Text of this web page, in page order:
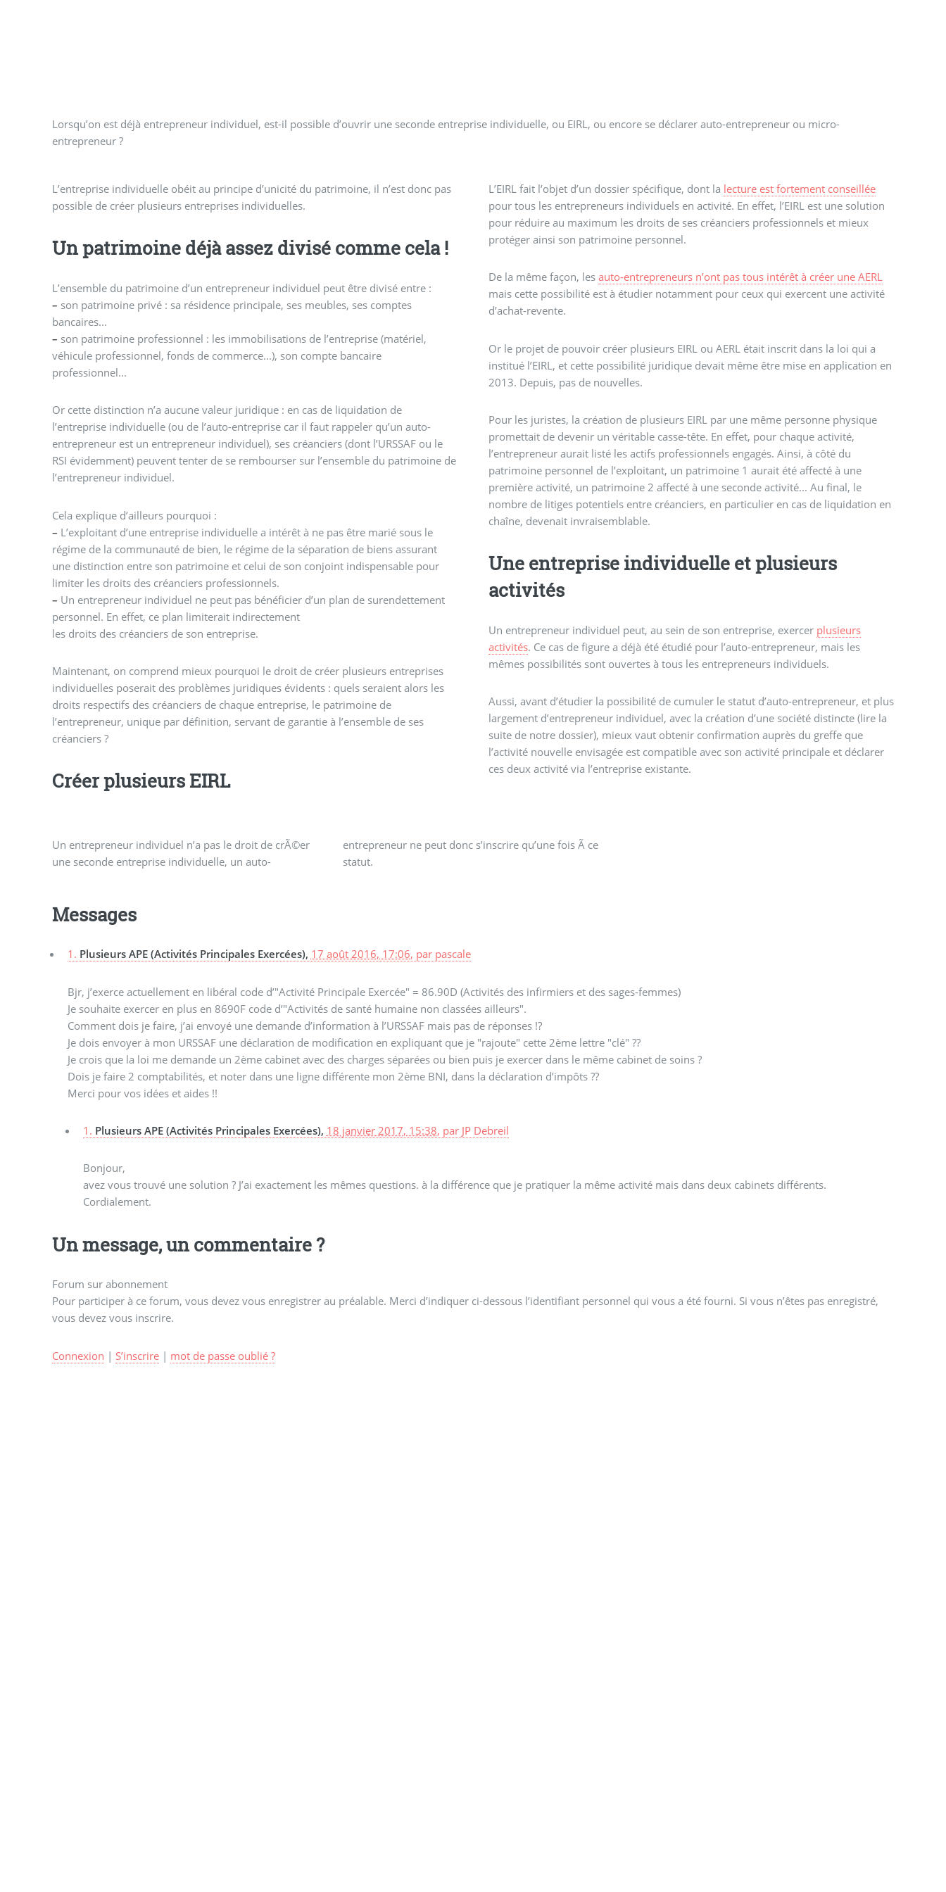
Lorsqu’on est déjà entrepreneur individuel, est-il possible d’ouvrir une seconde entreprise individuelle, ou EIRL, ou encore se déclarer auto-entrepreneur ou micro-
entrepreneur ?
L’entreprise individuelle obéit au principe d’unicité du patrimoine, il n’est donc pas
possible de créer plusieurs entreprises individuelles.
Un patrimoine déjà assez divisé comme cela !
L’ensemble du patrimoine d’un entrepreneur individuel peut être divisé entre :
– son patrimoine privé : sa résidence principale, ses meubles, ses comptes
bancaires...
– son patrimoine professionnel : les immobilisations de l’entreprise (matériel,
véhicule professionnel, fonds de commerce...), son compte bancaire
professionnel...
Or cette distinction n’a aucune valeur juridique : en cas de liquidation de
l’entreprise individuelle (ou de l’auto-entreprise car il faut rappeler qu’un auto-
entrepreneur est un entrepreneur individuel), ses créanciers (dont l’URSSAF ou le
RSI évidemment) peuvent tenter de se rembourser sur l’ensemble du patrimoine de
l’entrepreneur individuel.
Cela explique d’ailleurs pourquoi :
– L’exploitant d’une entreprise individuelle a intérêt à ne pas être marié sous le
régime de la communauté de bien, le régime de la séparation de biens assurant
une distinction entre son patrimoine et celui de son conjoint indispensable pour
limiter les droits des créanciers professionnels.
– Un entrepreneur individuel ne peut pas bénéficier d’un plan de surendettement
personnel. En effet, ce plan limiterait indirectement
les droits des créanciers de son entreprise.
Maintenant, on comprend mieux pourquoi le droit de créer plusieurs entreprises
individuelles poserait des problèmes juridiques évidents : quels seraient alors les
droits respectifs des créanciers de chaque entreprise, le patrimoine de
l’entrepreneur, unique par définition, servant de garantie à l’ensemble de ses
créanciers ?
Créer plusieurs EIRL
L’EIRL fait l’objet d’un dossier spécifique, dont la lecture est fortement conseillée
pour tous les entrepreneurs individuels en activité. En effet, l’EIRL est une solution
pour réduire au maximum les droits de ses créanciers professionnels et mieux
protéger ainsi son patrimoine personnel.
De la même façon, lesauto-entrepreneurs n’ont pas tous intérêt à créer une AERL
mais cette possibilité est à étudier notamment pour ceux qui exercent une activité
d’achat-revente.
Or le projet de pouvoir créer plusieurs EIRL ou AERL était inscrit dans la loi qui a
institué l’EIRL, et cette possibilité juridique devait même être mise en application en
2013. Depuis, pas de nouvelles.
Pour les juristes, la création de plusieurs EIRL par une même personne physique
promettait de devenir un véritable casse-tête. En effet, pour chaque activité,
l’entrepreneur aurait listé les actifs professionnels engagés. Ainsi, à côté du
patrimoine personnel de l’exploitant, un patrimoine 1 aurait été affecté à une
première activité, un patrimoine 2 affecté à une seconde activité... Au final, le
nombre de litiges potentiels entre créanciers, en particulier en cas de liquidation en
chaîne, devenait invraisemblable.
Une entreprise individuelle et plusieurs
activités
Un entrepreneur individuel peut, au sein de son entreprise, exercer plusieurs
activités. Ce cas de figure a déjà été étudié pour l’auto-entrepreneur, mais les
mêmes possibilités sont ouvertes à tous les entrepreneurs individuels.
Aussi, avant d’étudier la possibilité de cumuler le statut d’auto-entrepreneur, et plus
largement d’entrepreneur individuel, avec la création d’une société distincte (lire la
suite de notre dossier), mieux vaut obtenir confirmation auprès du greffe que
l’activité nouvelle envisagée est compatible avec son activité principale et déclarer
ces deux activité via l’entreprise existante.
Un entrepreneur individuel n’a pas le droit de crÃ©er
une seconde entreprise individuelle, un auto-
entrepreneur ne peut donc s’inscrire qu’une fois Ã ce
statut.
Messages
1. Plusieurs APE (Activités Principales Exercées), 17 août 2016, 17:06, par pascale
Bjr, j’exerce actuellement en libéral code d’"Activité Principale Exercée" = 86.90D (Activités des infirmiers et des sages-femmes)
Je souhaite exercer en plus en 8690F code d’"Activités de santé humaine non classées ailleurs".
Comment dois je faire, j’ai envoyé une demande d’information à l’URSSAF mais pas de réponses !?
Je dois envoyer à mon URSSAF une déclaration de modification en expliquant que je "rajoute" cette 2ème lettre "clé" ??
Je crois que la loi me demande un 2ème cabinet avec des charges séparées ou bien puis je exercer dans le même cabinet de soins ?
Dois je faire 2 comptabilités, et noter dans une ligne différente mon 2ème BNI, dans la déclaration d’impôts ??
Merci pour vos idées et aides !!
1. Plusieurs APE (Activités Principales Exercées), 18 janvier 2017, 15:38, par JP Debreil
Bonjour,
avez vous trouvé une solution ? J’ai exactement les mêmes questions. à la différence que je pratiquer la même activité mais dans deux cabinets différents.
Cordialement.
Un message, un commentaire ?
Forum sur abonnement
Pour participer à ce forum, vous devez vous enregistrer au préalable. Merci d’indiquer ci-dessous l’identifiant personnel qui vous a été fourni. Si vous n’êtes pas enregistré,
vous devez vous inscrire.
Connexion | S’inscrire| mot de passe oublié ?